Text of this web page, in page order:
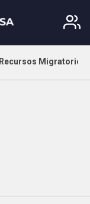
Recursos Migratorios